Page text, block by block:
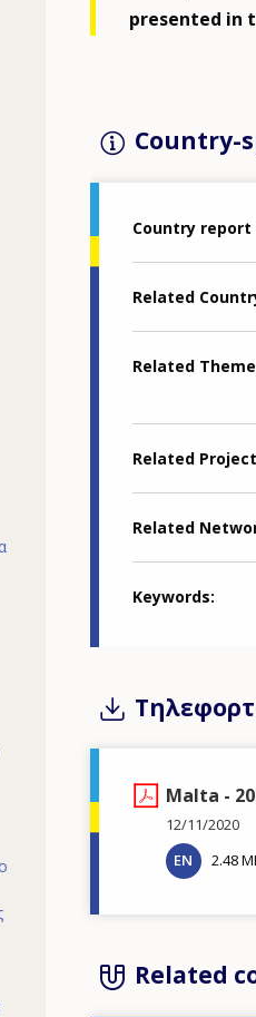
presented in
Country-
Country report
Related
Related Theme
Related Project
Related
Keywords
Malta -
12/11/2020
EN
2.48
Related